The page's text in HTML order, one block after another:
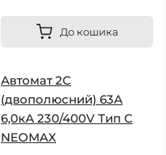
До кошика
Автомат 2C
(двополюсний) 63А
6,0кА 230/400V Тип C
NEOMAX